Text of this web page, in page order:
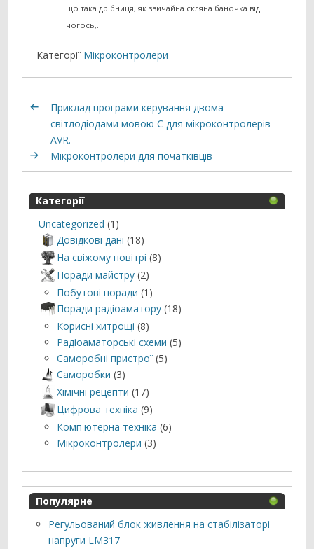
що така дрібниця, як звичайна скляна баночка від
чогось,…
Категорії Мікроконтролери
Приклад програми керування двома
світлодіодами мовою C для мікроконтролерів
AVR.
Мікроконтролери для початківців
Категорії
Uncategorized (1)
Довідкові дані (18)
На свіжому повітрі (8)
Поради майстру (2)
Побутові поради (1)
Поради радіоаматору (18)
Корисні хитрощі (8)
Радіоаматорські схеми (5)
Саморобні пристрої (5)
Саморобки (3)
Хімічні рецепти (17)
Цифрова техніка (9)
Комп'ютерна техніка (6)
Мікроконтролери (3)
Популярне
Регульований блок живлення на стабілізаторі
напруги LM317